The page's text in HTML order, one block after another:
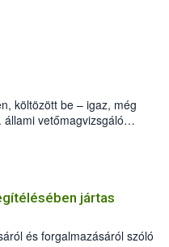
költözött be – igaz, még
vetőmagvizsgáló
Czigler Győző által
jártas
és forgalmazásáról szóló